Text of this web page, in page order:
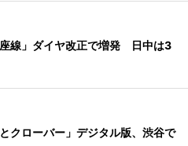
線」ダイヤ改正で増発 日中は3
クローバー」デジタル版、渋谷で